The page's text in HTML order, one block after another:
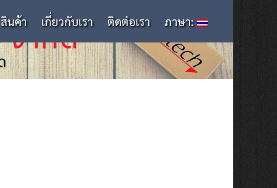
สินค้า เกี่ยวกับเรา ติดต่อเรา ภาษา: